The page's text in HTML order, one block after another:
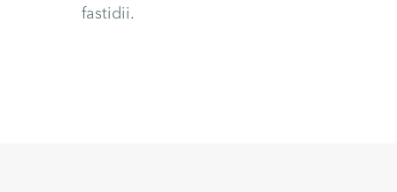
fastidii.